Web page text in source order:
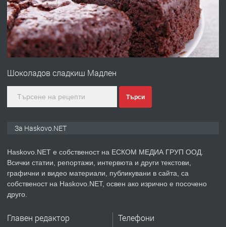
преди 4 дни
ПРЕДЛАГА
№4120 Магазин/Офис под наем в кв.
градската градина!
преди 5 дни
ПРЕДЛАГА
Продавам парцел в гр. Хасково кв.
Шоколадов сладкиш Мадлен
Търси
За Haskovo.NET
Haskovo.NET е собственост на ЕСКОМ МЕДИА ГРУП ООД.
Всички статии, репортажи, интервюта и други текстови,
графични и видео материали, публикувани в сайта, са
собственост на Haskovo.NET, освен ако изрично е посочено
друго.
Главен редактор Телефони